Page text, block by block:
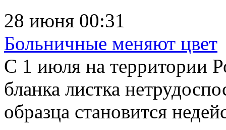
28 июня 00:31
Больничные меняют цвет
С 1 июля на территории
бланка листка
образца становится